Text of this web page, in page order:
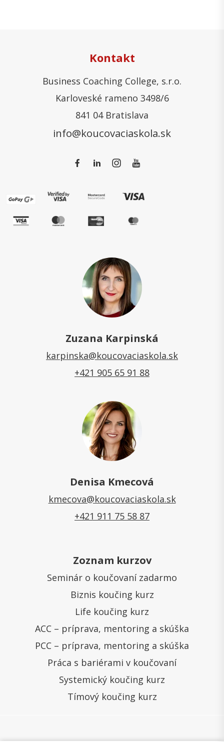
Kontakt
Business Coaching College, s.r.o.
Karloveské rameno 3498/6
841 04 Bratislava
info@koucovaciaskola.sk
Zuzana Karpinská
karpinska@koucovaciaskola.sk
+421 905 65 91 88
Denisa Kmecová
kmecova@koucovaciaskola.sk
+421 911 75 58 87
Zoznam kurzov
Seminár o koučovaní zadarmo
Biznis koučing kurz
Life koučing kurz
ACC – príprava, mentoring a skúška
PCC – príprava, mentoring a skúška
Práca s bariérami v koučovaní
Systemický koučing kurz
Tímový koučing kurz